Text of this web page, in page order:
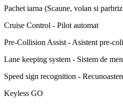
Pachet iarna (Scaune, volan si
Cruise Control - Pilot automat
Pre-Collision Assist - Asistent pre-
Lane keeping system - Sistem de
Speed sign recognition -
Keyless GO